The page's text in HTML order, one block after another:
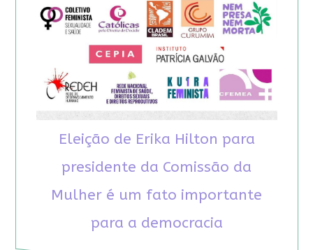
Eleição de Erika Hilton para
presidente da Comissão da
Mulher é um fato importante
para a democracia